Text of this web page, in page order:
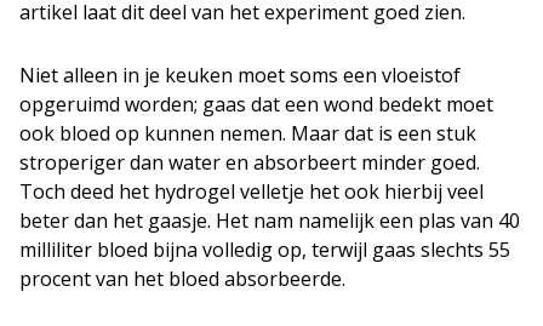
artikel laat dit deel van het experiment goed zien.
Niet alleen in je keuken moet soms een vloeistof
opgeruimd worden; gaas dat een wond bedekt moet
ook bloed op kunnen nemen. Maar dat is een stuk
stroperiger dan water en absorbeert minder goed.
Toch deed het hydrogel velletje het ook hierbij veel
beter dan het gaasje. Het nam namelijk een plas van 40
milliliter bloed bijna volledig op, terwijl gaas slechts 55
procent van het bloed absorbeerde.